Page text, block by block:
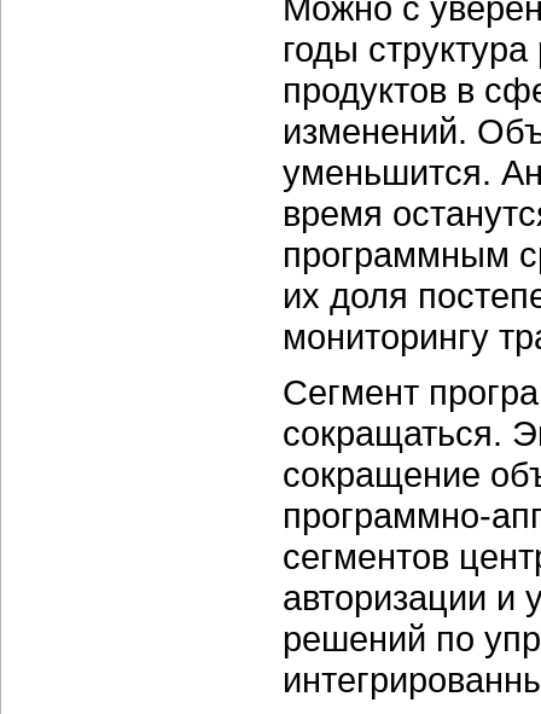
годы
продуктов в
изменений.
уменьшится.
время
программным
их доля
мониторингу
Cегмент
сокращаться.
сокращение
программно-
сегментов
авторизации и
решений по